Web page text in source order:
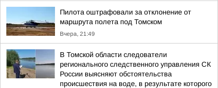
Пилота оштрафовали за отклонение от
маршрута полета под Томском
Вчера, 21:49
В Томской области следователи
регионального следственного управления СК
России выясняют обстоятельства
происшествия на воде, в результате которого